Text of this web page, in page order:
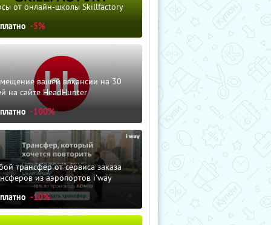
от онлайн-школы Skillfactory
-5%
вашей вакансии на 30
на сайте HeadHunter
-100%
трансфер от сервиса заказа
из аэропортов i'way
-10%